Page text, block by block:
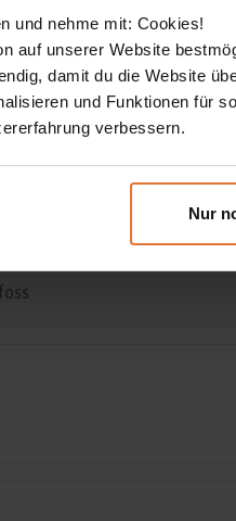
und nehme mit: Cookies!
auf unserer Website
damit du die Website
und Funktionen für
verbessern.
Nur
mit Fotostopps und
– Dettifoss – Region
den Studlagil-Canyon,